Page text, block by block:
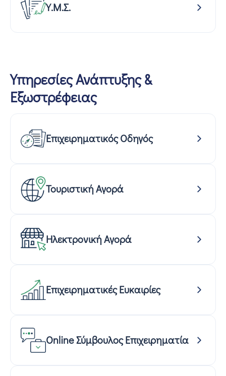
Υ.Μ.Σ.
Υπηρεσίες Ανάπτυξης &
Εξωστρέφειας
Επιχειρηματικός Οδηγός
Τουριστική Αγορά
Ηλεκτρονική Αγορά
Επιχειρηματικές Ευκαιρίες
Online Σύμβουλος Επιχειρηματία